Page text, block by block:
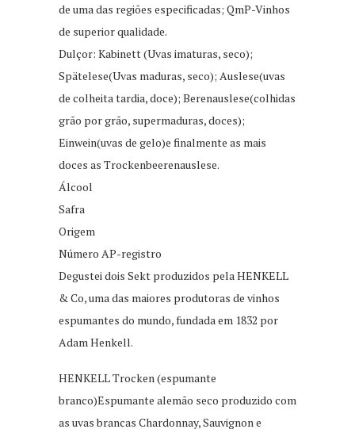
de uma das regiões especificadas; QmP-Vinhos
de superior qualidade.
Dulçor: Kabinett (Uvas imaturas, seco);
Spätelese(Uvas maduras, seco); Auslese(uvas
de colheita tardia, doce); Berenauslese(colhidas
grão por grão, supermaduras, doces);
Einwein(uvas de gelo)e finalmente as mais
doces as Trockenbeerenauslese.
Álcool
Safra
Origem
Número AP-registro
Degustei dois Sekt produzidos pela HENKELL
& Co, uma das maiores produtoras de vinhos
espumantes do mundo, fundada em 1832 por
Adam Henkell.
HENKELL Trocken (espumante
branco)Espumante alemão seco produzido com
as uvas brancas Chardonnay, Sauvignon e